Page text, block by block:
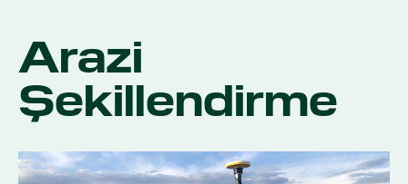
Arazi
Şekillendirme